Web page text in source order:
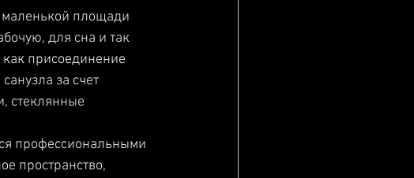
маленькой площади
для сна и так
присоединение
за счет
стеклянные
профессиональными
пространство,